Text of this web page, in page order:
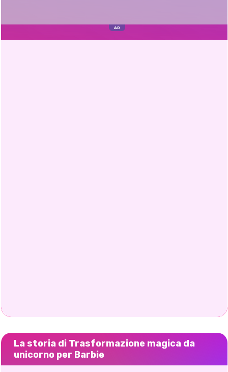
La storia di Trasformazione magica da
unicorno per Barbie